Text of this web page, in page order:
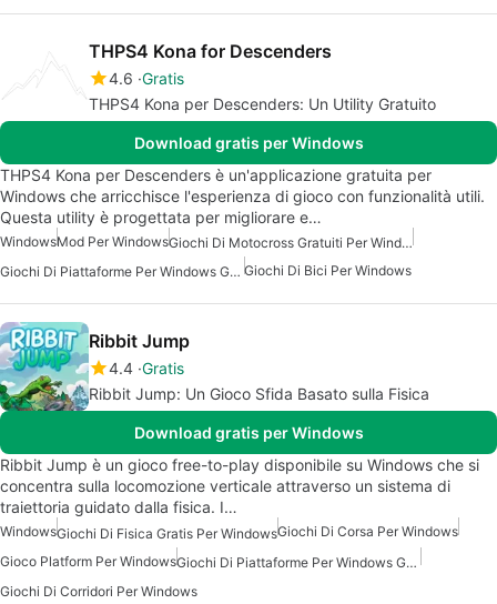
THPS4 Kona for Descenders
4.6 Gratis
THPS4 Kona per Descenders: Un Utility Gratuito
Download gratis per Windows
THPS4 Kona per Descenders è un'applicazione gratuita per
Windows che arricchisce l'esperienza di gioco con funzionalità utili.
Questa utility è progettata per migliorare e…
WindowsMod Per Windows
Giochi Di Motocross Gratuiti Per Windows
Giochi Di Piattaforme Per Windows Gratuiti Giochi Di Bici Per Windows
Ribbit Jump
4.4 Gratis
Ribbit Jump: Un Gioco Sfida Basato sulla Fisica
Download gratis per Windows
Ribbit Jump è un gioco free-to-play disponibile su Windows che si
concentra sulla locomozione verticale attraverso un sistema di
traiettoria guidato dalla fisica. I…
WindowsGiochi Di Fisica Gratis Per WindowsGiochi Di Corsa Per Windows
Gioco Platform Per Windows
Giochi Di Piattaforme Per Windows Gratuiti
Giochi Di Corridori Per Windows